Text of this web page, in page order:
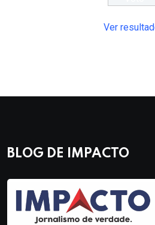
Ver
BLOG DE IMPACTO